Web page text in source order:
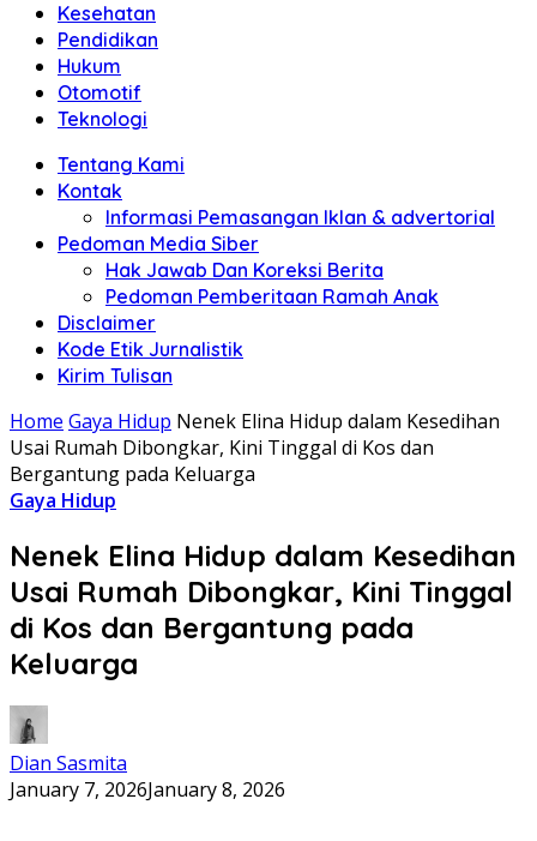
Kesehatan
Pendidikan
Hukum
Otomotif
Teknologi
Tentang Kami
Kontak
Informasi Pemasangan Iklan & advertorial
Pedoman Media Siber
Hak Jawab Dan Koreksi Berita
Pedoman Pemberitaan Ramah Anak
Disclaimer
Kode Etik Jurnalistik
Kirim Tulisan
Home Gaya Hidup Nenek Elina Hidup dalam Kesedihan
Usai Rumah Dibongkar, Kini Tinggal di Kos dan
Bergantung pada Keluarga
Gaya Hidup
Nenek Elina Hidup dalam Kesedihan
Usai Rumah Dibongkar, Kini Tinggal
di Kos dan Bergantung pada
Keluarga
Dian Sasmita
January 7, 2026January 8, 2026